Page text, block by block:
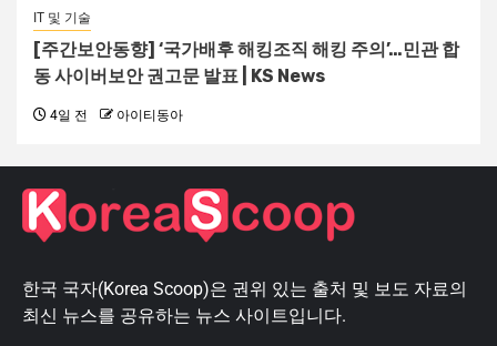
IT 및 기술
[주간보안동향] ‘국가배후 해킹조직 해킹 주의’…민관 합
동 사이버보안 권고문 발표 | KS News
4일 전 아이티동아
한국 국자(Korea Scoop)은 권위 있는 출처 및 보도 자료의
최신 뉴스를 공유하는 뉴스 사이트입니다.